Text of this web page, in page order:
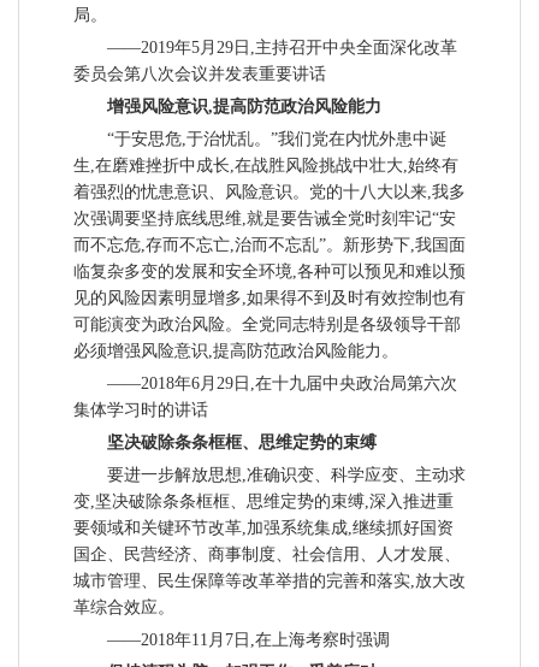
局。
——2019年5月29日,主持召开中央全面深化改革
委员会第八次会议并发表重要讲话
增强风险意识,提高防范政治风险能力
“于安思危,于治忧乱。”我们党在内忧外患中诞
生,在磨难挫折中成长,在战胜风险挑战中壮大,始终有
着强烈的忧患意识、风险意识。党的十八大以来,我多
次强调要坚持底线思维,就是要告诫全党时刻牢记“安
而不忘危,存而不忘亡,治而不忘乱”。新形势下,我国面
临复杂多变的发展和安全环境,各种可以预见和难以预
见的风险因素明显增多,如果得不到及时有效控制也有
可能演变为政治风险。全党同志特别是各级领导干部
必须增强风险意识,提高防范政治风险能力。
——2018年6月29日,在十九届中央政治局第六次
集体学习时的讲话
坚决破除条条框框、思维定势的束缚
要进一步解放思想,准确识变、科学应变、主动求
变,坚决破除条条框框、思维定势的束缚,深入推进重
要领域和关键环节改革,加强系统集成,继续抓好国资
国企、民营经济、商事制度、社会信用、人才发展、
城市管理、民生保障等改革举措的完善和落实,放大改
革综合效应。
——2018年11月7日,在上海考察时强调